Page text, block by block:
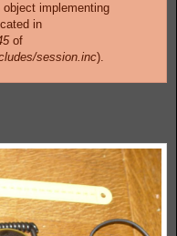
implementing
in
of
session.inc).